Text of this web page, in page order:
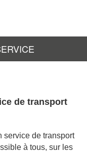
de transport
service de transport
à tous, sur les